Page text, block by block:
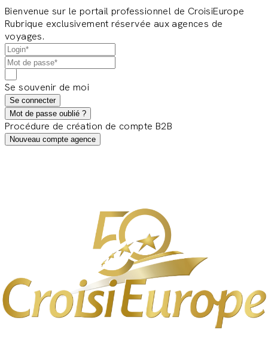
Bienvenue sur le portail professionnel de CroisiEurope
Rubrique exclusivement réservée aux agences de
voyages.
Se souvenir de moi
Se connecter
Mot de passe oublié ?
Procédure de création de compte B2B
Nouveau compte agence